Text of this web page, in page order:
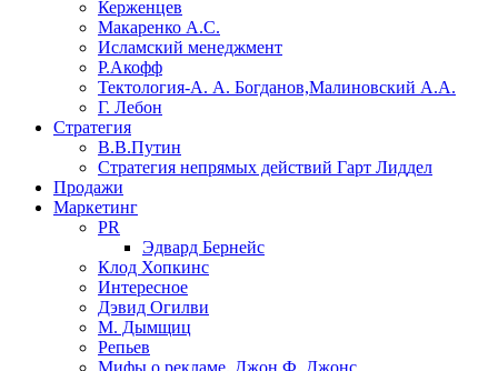
Керженцев
Макаренко А.С.
Исламский менеджмент
Р.Акофф
Тектология-А. А. Богданов,Малиновский А.А.
​Г. Лебон
Стратегия
В.В.Путин
​Стратегия непрямых действий Гарт Лиддел
Продажи
Маркетинг
PR
Эдвард Бернейс
Клод Хопкинс
Интересное
Дэвид Огилви
М. Дымщиц
Репьев
Мифы о рекламе. Джон Ф. Джонс